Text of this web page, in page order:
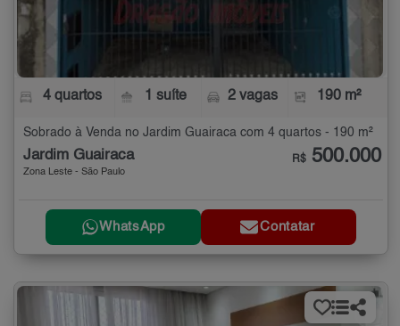
4 quartos 1 suíte 2 vagas 190 m²
Sobrado à Venda no Jardim Guairaca com 4 quartos - 190 m²
Jardim Guairaca
Zona Leste - São Paulo
R$ 500.000
WhatsApp Contatar